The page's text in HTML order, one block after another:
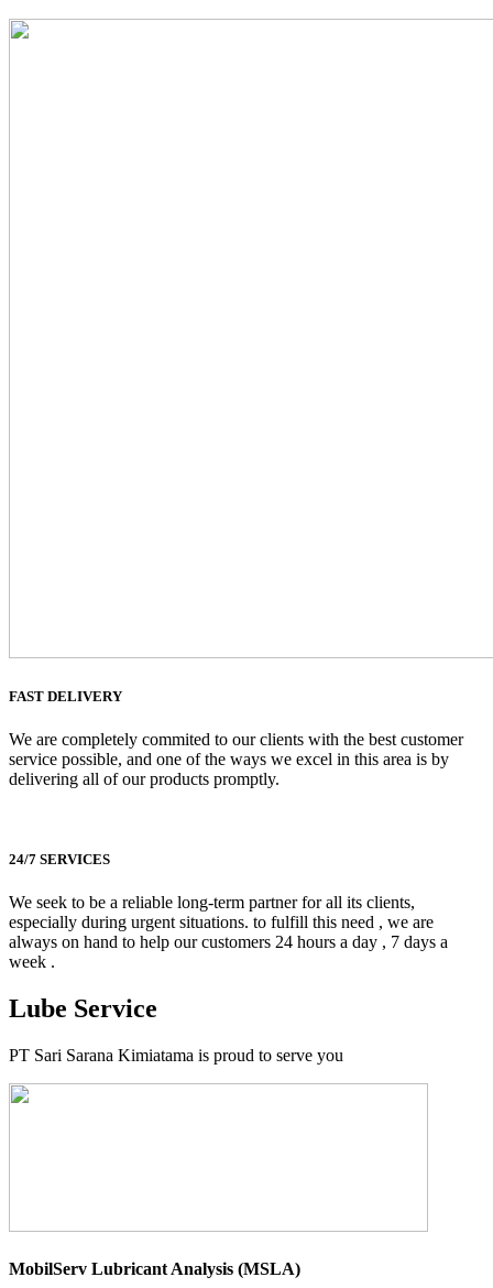
FAST DELIVERY
We are completely commited to our clients with the best customer
service possible, and one of the ways we excel in this area is by
delivering all of our products promptly.
24/7 SERVICES
We seek to be a reliable long-term partner for all its clients,
especially during urgent situations. to fulfill this need , we are
always on hand to help our customers 24 hours a day , 7 days a
week .
Lube Service
PT Sari Sarana Kimiatama is proud to serve you
MobilServ Lubricant Analysis (MSLA)